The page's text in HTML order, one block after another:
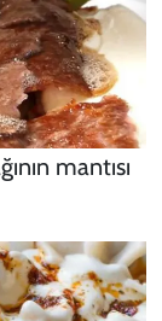
mantısı